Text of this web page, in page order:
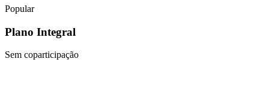
Popular
Plano Integral
Sem coparticipação